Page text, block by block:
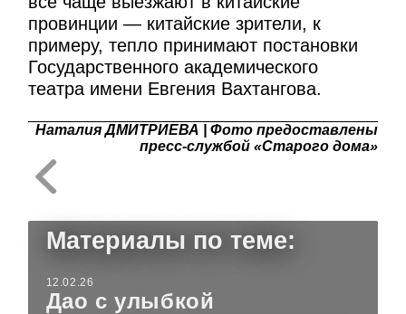
провинции — китайские зрители, к
примеру, тепло принимают постановки
Государственного академического
театра имени Евгения Вахтангова.
Наталия ДМИТРИЕВА | Фото предоставлены
пресс-службой «Старого дома»
Материалы по теме:
12.02.26
Дао с улыбкой